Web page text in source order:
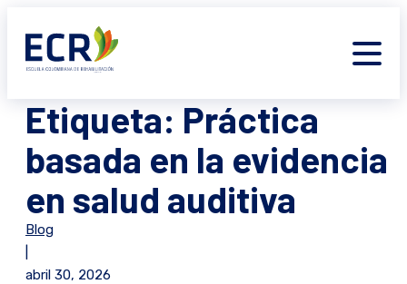
Etiqueta: Práctica
basada en la evidencia
en salud auditiva
Blog
abril 30, 2026